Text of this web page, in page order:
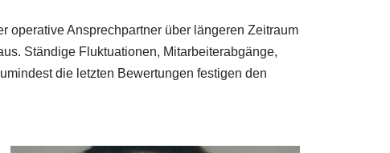
operative Ansprechpartner über längeren Zeitraum
Ständige Fluktuationen, Mitarbeiterabgänge,
die letzten Bewertungen festigen den